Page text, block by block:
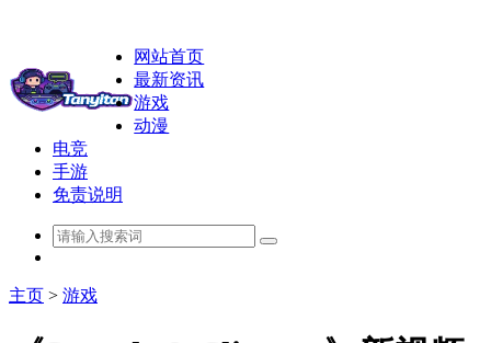
网站首页
最新资讯
游戏
动漫
电竞
手游
免责说明
主页 > 游戏